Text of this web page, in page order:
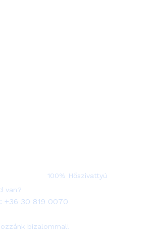
100% Hőszivattyú
van?
+36 30 819 0070
bizalommal!